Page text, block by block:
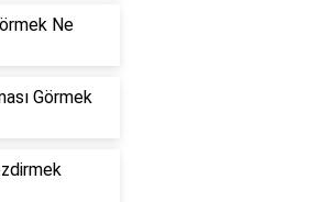
Ne
Görmek